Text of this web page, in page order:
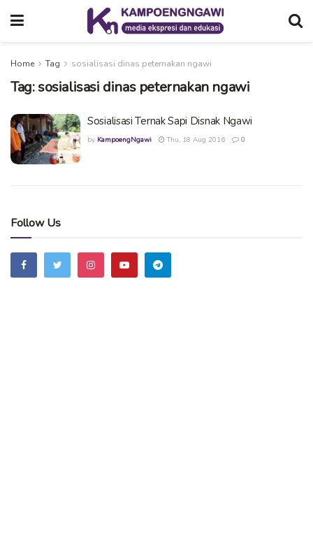
Home Tag sosialisasi dinas peternakan ngawi
Tag:sosialisasi dinas peternakan ngawi
Sosialisasi Ternak Sapi Disnak Ngawi
by KampoengNgawi Thu, 18 Aug 2016 0
Follow Us